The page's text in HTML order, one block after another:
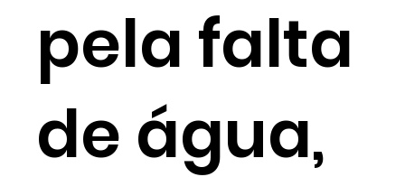
pela falta
de água,